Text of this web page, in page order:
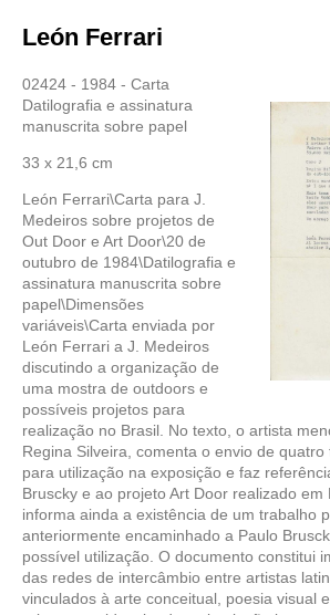
León Ferrari
02424 - 1984 - Carta
Datilografia e assinatura
manuscrita sobre papel
33 x 21,6 cm
León Ferrari\Carta para J.
Medeiros sobre projetos de
Out Door e Art Door\20 de
outubro de 1984\Datilografia e
assinatura manuscrita sobre
papel\Dimensões
variáveis\Carta enviada por
León Ferrari a J. Medeiros
discutindo a organização de
uma mostra de outdoors e
possíveis projetos para
realização no Brasil. No texto, o artista
Regina Silveira, comenta o envio de
para utilização na exposição e faz
Bruscky e ao projeto Art Door realizado em
informa ainda a existência de um trabalho
anteriormente encaminhado a Paulo
possível utilização. O documento constitui
das redes de intercâmbio entre artistas
vinculados à arte conceitual, poesia visual